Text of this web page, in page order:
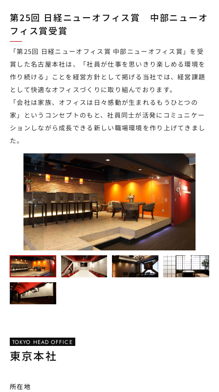
第25回 日経ニューオフィス賞 中部ニューオ
フィス賞受賞
「第25回 日経ニューオフィス賞 中部ニューオフィス賞」を受
賞した名古屋本社は、「社員が仕事を思いきり楽しめる環境を
作り続ける」ことを経営方針として掲げる当社では、経営課題
として快適なオフィスづくりに取り組んでおります。
「会社は家族、オフィスは日々感動が生まれるもうひとつの
家」というコンセプトのもと、社員同士が活発にコミュニケー
ションしながら成長できる新しい職場環境を作り上げてきまし
た。
TOKYO HEAD OFFICE
東京本社
所在地